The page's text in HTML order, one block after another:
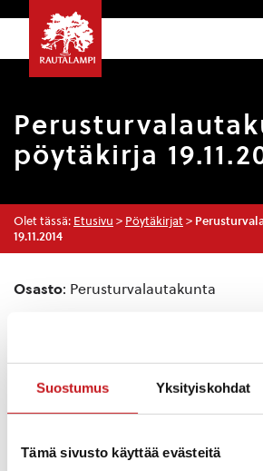
Suostumus Yksityiskohdat
Tämä sivusto käyttää evästeitä
pöytäkirja
Olet tässä: Etusivu > Pöytäkirjat >
19.11.2014
Osasto: Perusturvalautakunta
Esityslista:
Kokouksen laillisuus ja
Pöytäkirjan tarkastajat
Suomen Punaisen Ristin
toiminta-anomus